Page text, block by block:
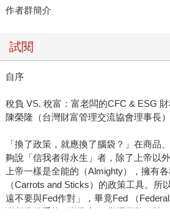
作者群簡介
試閱
自序
稅負 VS. 稅富：富老闆的CFC & ESG
陳榮隆（台灣財富管理交流協會理事長）
「換了政策，就應換了腦袋？」在商品
夠說「信我者得永生」者，除了上帝以
上帝一樣是全能的（Almighty），擁有
（Carrots and Sticks）的政策工具。所
遠不要與Fed作對」，畢竟Fed （
聯邦準備系統 / 聯準會 ）掌握貨幣政策